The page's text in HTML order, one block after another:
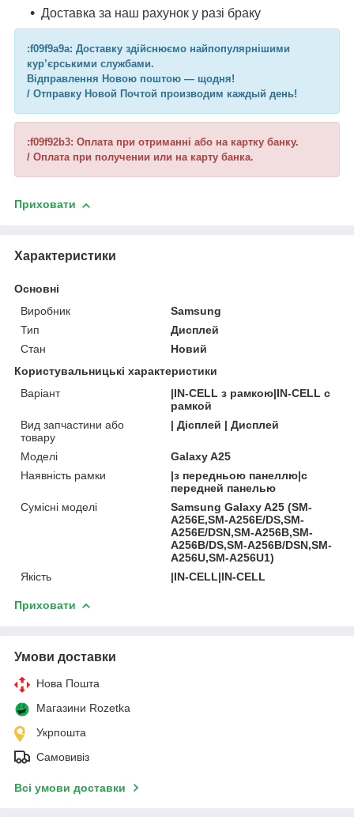
Доставка за наш рахунок у разі браку
:f09f9a9a: Доставку здійснюємо найпопулярнішими
кур’єрськими службами.
Відправлення Новою поштою — щодня!
/ Отправку Новой Почтой производим каждый день!
:f09f92b3: Оплата при отриманні або на картку банку.
/ Оплата при получении или на карту банка.
Приховати
Характеристики
Основні
Виробник
Samsung
Тип
Дисплей
Стан
Новий
Користувальницькі характеристики
Варіант
|IN-CELL з рамкою|IN-CELL с
рамкой
Вид запчастини або
товару
| Дісплей | Дисплей
Моделі
Galaxy A25
Наявність рамки
|з передньою панеллю|с
передней панелью
Сумісні моделі
Samsung Galaxy A25 (SM-
A256E,SM-A256E/DS,SM-
A256E/DSN,SM-A256B,SM-
A256B/DS,SM-A256B/DSN,SM-
A256U,SM-A256U1)
Якість
|IN-CELL|IN-CELL
Приховати
Умови доставки
Нова Пошта
Магазини Rozetka
Укрпошта
Самовивіз
Всі умови доставки